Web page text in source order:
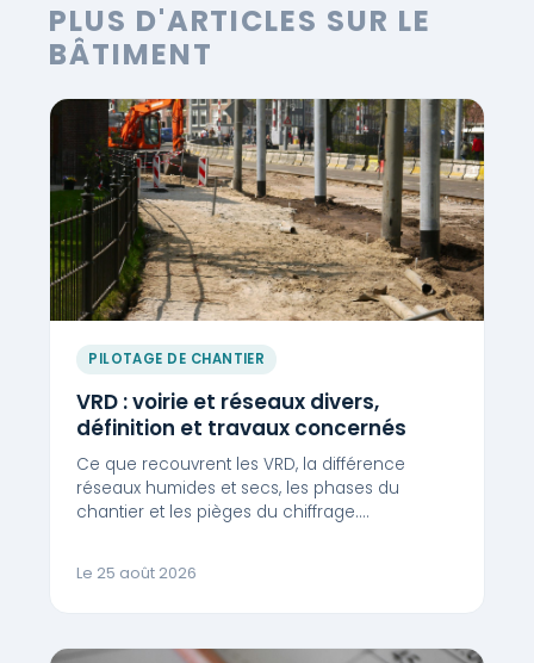
PLUS D'ARTICLES SUR LE
BÂTIMENT
PILOTAGE DE CHANTIER
VRD : voirie et réseaux divers,
définition et travaux concernés
Ce que recouvrent les VRD, la différence
réseaux humides et secs, les phases du
chantier et les pièges du chiffrage.…
Le 25 août 2026